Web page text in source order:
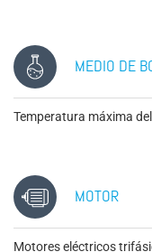
MEDIO DE
Temperatura máxima
MOTOR
Motores eléctricos